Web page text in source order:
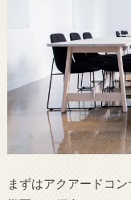
まずはアクアードコ